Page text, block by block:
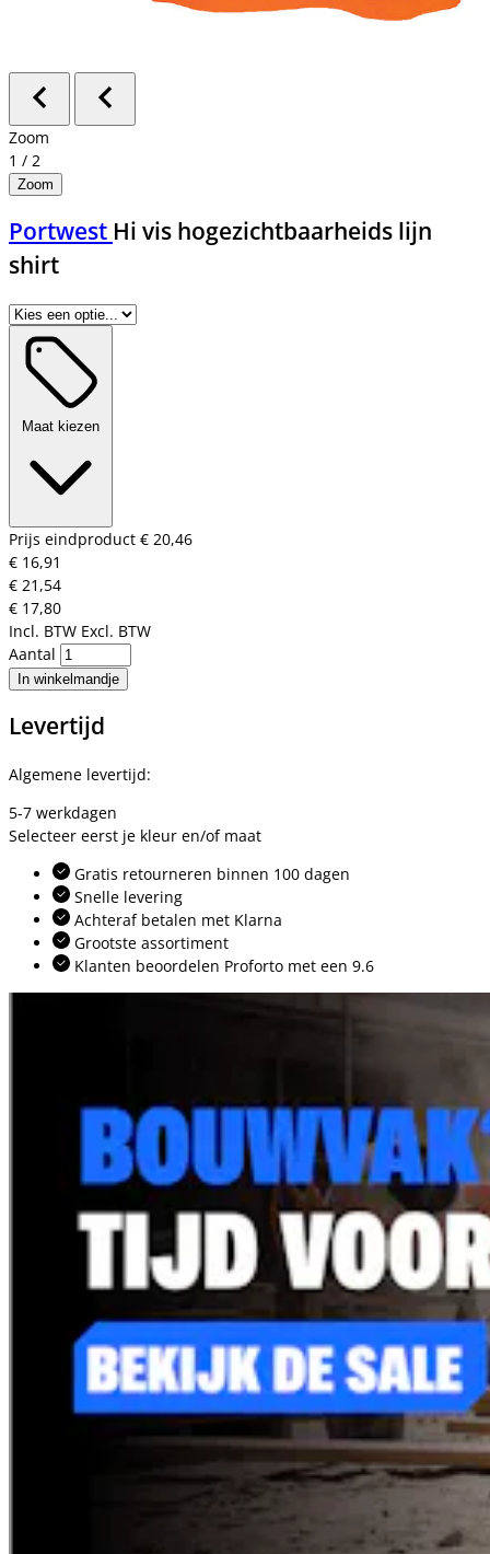
Zoom
1 / 2
Zoom
Portwest Hi vis hogezichtbaarheids lijn
shirt
Maat kiezen
Prijs eindproduct € 20,46
€ 16,91
€ 21,54
€ 17,80
Incl. BTW Excl. BTW
Aantal
In winkelmandje
Levertijd
Algemene levertijd:
5-7 werkdagen
Selecteer eerst je kleur en/of maat
Gratis retourneren binnen 100 dagen
Snelle levering
Achteraf betalen met Klarna
Grootste assortiment
Klanten beoordelen Proforto met een 9.6